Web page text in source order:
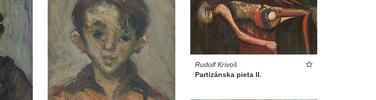
Rudolf Krivoš
Partizánska pieta II.